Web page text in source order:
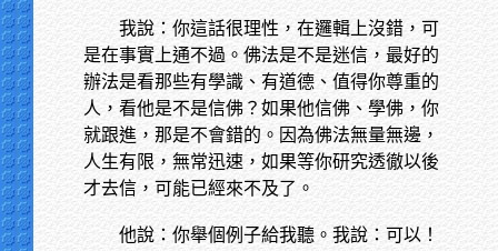
我說：你這話很理性，在邏輯上沒錯，可
是在事實上通不過。佛法是不是迷信，最好的
辦法是看那些有學識、有道德、值得你尊重的
人，看他是不是信佛？如果他信佛、學佛，你
就跟進，那是不會錯的。因為佛法無量無邊，
人生有限，無常迅速，如果等你研究透徹以後
才去信，可能已經來不及了。
他說：你舉個例子給我聽。我說：可以！